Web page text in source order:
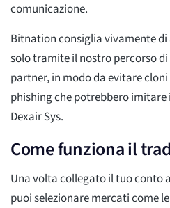
comunicazione.
Bitnation consiglia vivamente
solo tramite il nostro percorso
partner, in modo da evitare
phishing che potrebbero imitare
Dexair Sys.
Come funziona il
Una volta collegato il tuo conto
puoi selezionare mercati come